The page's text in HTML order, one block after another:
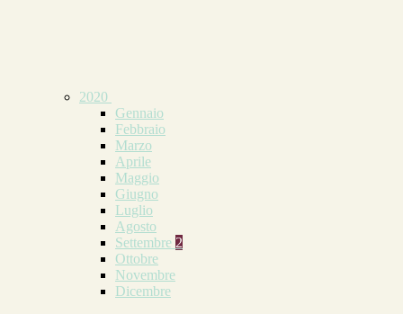
2020
Gennaio
Febbraio
Marzo
Aprile
Maggio
Giugno
Luglio
Agosto
Settembre 2
Ottobre
Novembre
Dicembre